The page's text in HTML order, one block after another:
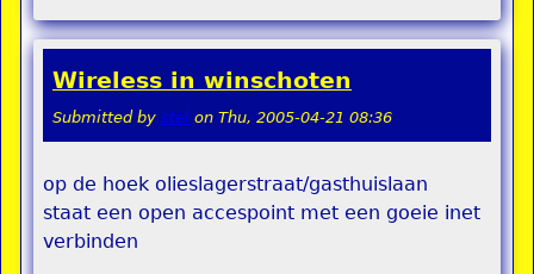
Wireless in winschoten
Submitted by stel on Thu, 2005-04-21 08:36
op de hoek olieslagerstraat/gasthuislaan
staat een open accespoint met een goeie inet
verbinden